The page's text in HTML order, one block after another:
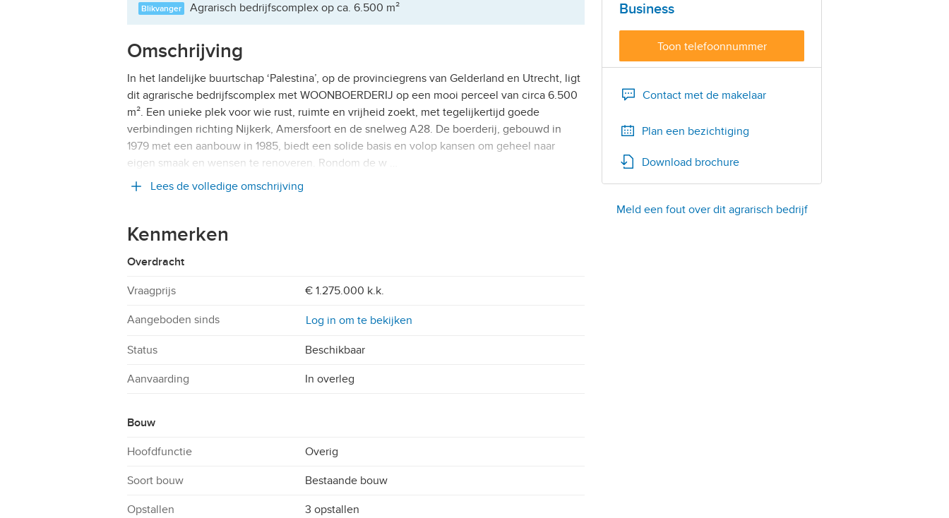
Blikvanger Agrarisch bedrijfscomplex op ca. 6.500 m²
Omschrijving
In het landelijke buurtschap ‘Palestina’, op de provinciegrens van Gelderland en Utrecht, ligt
dit agrarische bedrijfscomplex met WOONBOERDERIJ op een mooi perceel van circa 6.500
m². Een unieke plek voor wie rust, ruimte en vrijheid zoekt, met tegelijkertijd goede
verbindingen richting Nijkerk, Amersfoort en de snelweg A28. De boerderij, gebouwd in
1979 met een aanbouw in 1985, biedt een solide basis en volop kansen om geheel naar
eigen smaak en wensen te renoveren. Rondom de w …
Lees de volledige omschrijving
Kenmerken
Overdracht
Vraagprijs € 1.275.000 k.k.
Aangeboden sinds Log in om te bekijken
Status Beschikbaar
Aanvaarding In overleg
Bouw
Hoofdfunctie Overig
Soort bouw Bestaande bouw
Opstallen 3 opstallen
Business
Toon telefoonnummer
Contact met de makelaar
Plan een bezichtiging
Download brochure
Meld een fout over dit agrarisch bedrijf